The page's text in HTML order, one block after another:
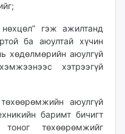
нөхцөл” гэж ажилтанд
ба аюултай хүчин
хөдөлмөрийн аюулгүй
хэтрээгүй
төхөөрөмжийн аюулгүй
баримт бичигт
төхөөрөмжийг